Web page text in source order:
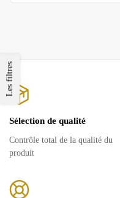
Les filtres
Sélection de qualité
Contrôle total de la qualité du
produit